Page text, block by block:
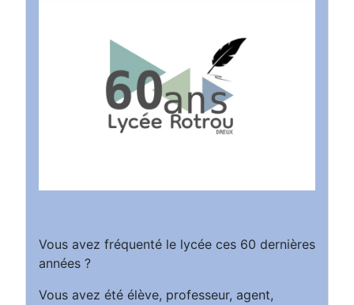
Vous avez fréquenté le lycée ces 60 dernières
années ?
Vous avez été élève, professeur, agent,